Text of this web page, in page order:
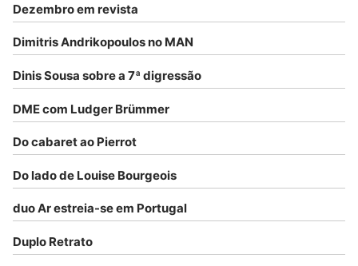
Dezembro em revista
Dimitris Andrikopoulos no MAN
Dinis Sousa sobre a 7ª digressão
DME com Ludger Brümmer
Do cabaret ao Pierrot
Do lado de Louise Bourgeois
duo Ar estreia-se em Portugal
Duplo Retrato